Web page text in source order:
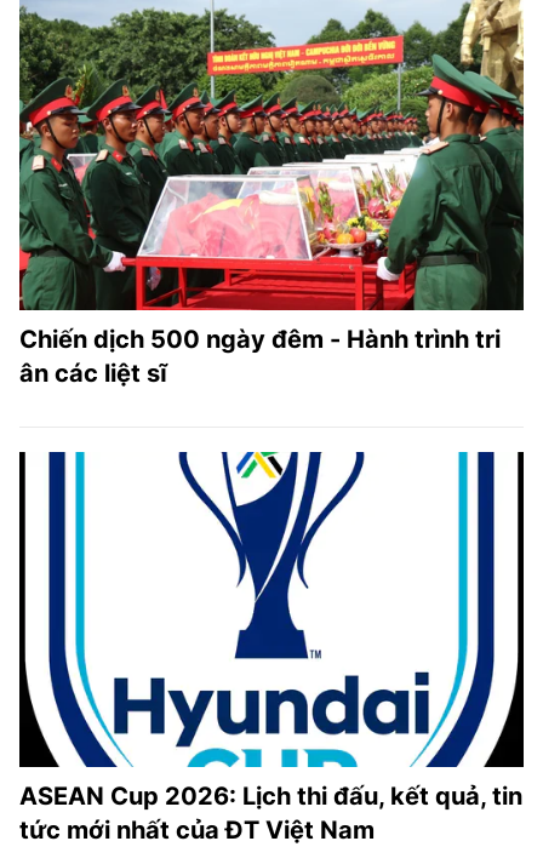
Chiến dịch 500 ngày đêm - Hành trình tri
ân các liệt sĩ
ASEAN Cup 2026: Lịch thi đấu, kết quả, tin
tức mới nhất của ĐT Việt Nam